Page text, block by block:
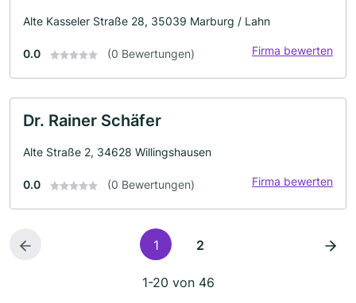
Alte Kasseler Straße 28, 35039 Marburg / Lahn
0.0 (0 Bewertungen) Firma bewerten
Dr. Rainer Schäfer
Alte Straße 2, 34628 Willingshausen
0.0 (0 Bewertungen) Firma bewerten
1 2
1-20 von 46